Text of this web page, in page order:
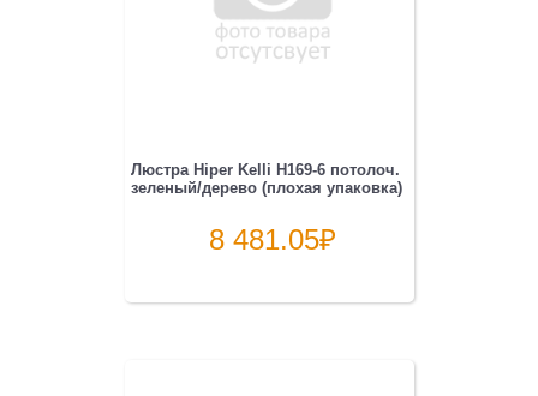
Люстра Hiper Kelli H169-6 потолоч.
зеленый/дерево (плохая упаковка)
8 481.05₽